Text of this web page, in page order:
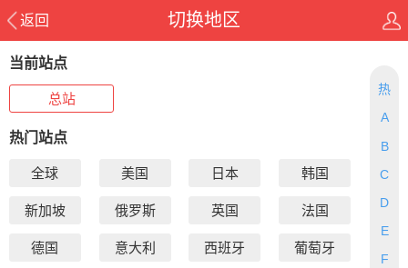
返回 切换地区
当前站点
总站
热门站点
全球 美国 日本 韩国
新加坡 俄罗斯 英国 法国
德国 意大利 西班牙 葡萄牙
热
A
B
C
D
E
F